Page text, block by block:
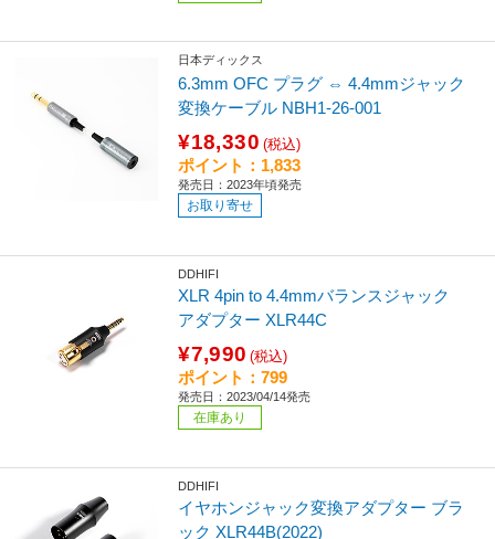
日本ディックス
6.3mm OFC プラグ ⇔ 4.4mmジャック
変換ケーブル NBH1-26-001
¥18,330 (税込)
ポイント：1,833
発売日：2023年頃発売
お取り寄せ
DDHIFI
XLR 4pin to 4.4mmバランスジャック
アダプター XLR44C
¥7,990 (税込)
ポイント：799
発売日：2023/04/14発売
在庫あり
DDHIFI
イヤホンジャック変換アダプター ブラ
ック XLR44B(2022)